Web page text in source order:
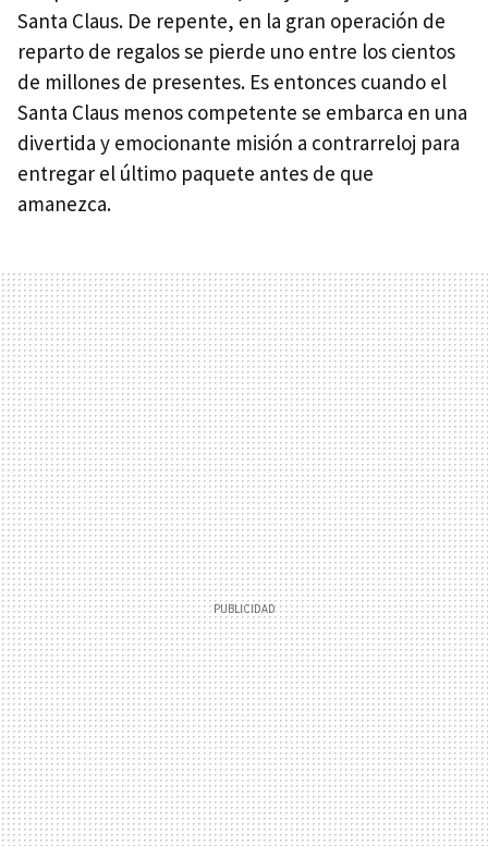
Santa Claus. De repente, en la gran operación de
reparto de regalos se pierde uno entre los cientos
de millones de presentes. Es entonces cuando el
Santa Claus menos competente se embarca en una
divertida y emocionante misión a contrarreloj para
entregar el último paquete antes de que
amanezca.